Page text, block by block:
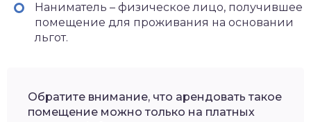
Наниматель – физическое лицо, получившее
помещение для проживания на основании
льгот.
Обратите внимание, что арендовать такое
помещение можно только на платных